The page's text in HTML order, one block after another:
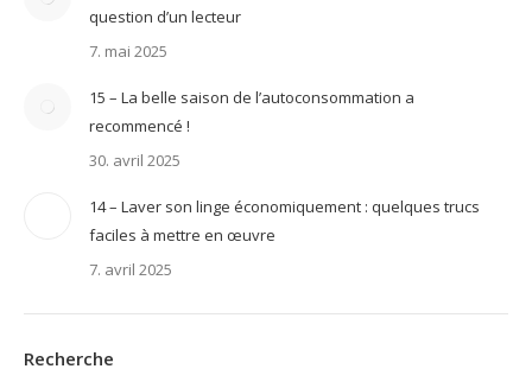
question d’un lecteur
7. mai 2025
15 – La belle saison de l’autoconsommation a
recommencé !
30. avril 2025
14 – Laver son linge économiquement : quelques trucs
faciles à mettre en œuvre
7. avril 2025
Recherche